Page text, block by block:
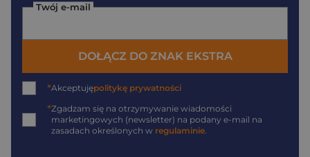
Twój e-mail
DOŁĄCZ DO ZNAK EKSTRA
*Akceptujępolitykę prywatności
*Zgadzam się na otrzymywanie wiadomości
marketingowych (newsletter) na podany e-mail na
zasadach określonych w regulaminie